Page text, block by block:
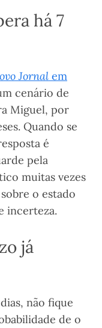
há 7
Jornal em
cenário de
Miguel, por
Quando se
é
pela
muitas vezes
o estado
incerteza.
já
não fique
de o